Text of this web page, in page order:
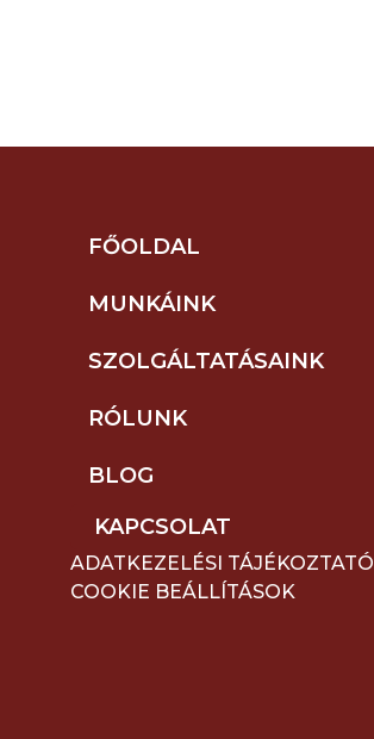
FŐOLDAL
MUNKÁINK
SZOLGÁLTATÁSAINK
RÓLUNK
BLOG
KAPCSOLAT
ADATKEZELÉSI TÁJÉKOZTATÓ
COOKIE BEÁLLÍTÁSOK